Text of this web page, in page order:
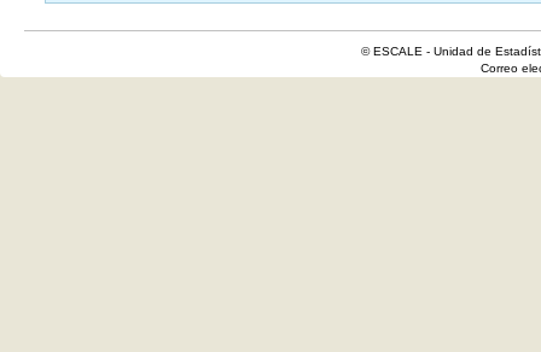
© ESCALE - Unidad de
Correo